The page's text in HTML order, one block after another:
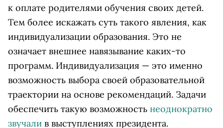
к оплате родителями обучения своих детей.
Тем более искажать суть такого явления, как
индивидуализации образования. Это не
означает внешнее навязывание каких-то
программ. Индивидуализация — это именно
возможность выбора своей образовательной
траектории на основе рекомендаций. Задачи
обеспечить такую возможность неоднократно
звучали в выступлениях президента.